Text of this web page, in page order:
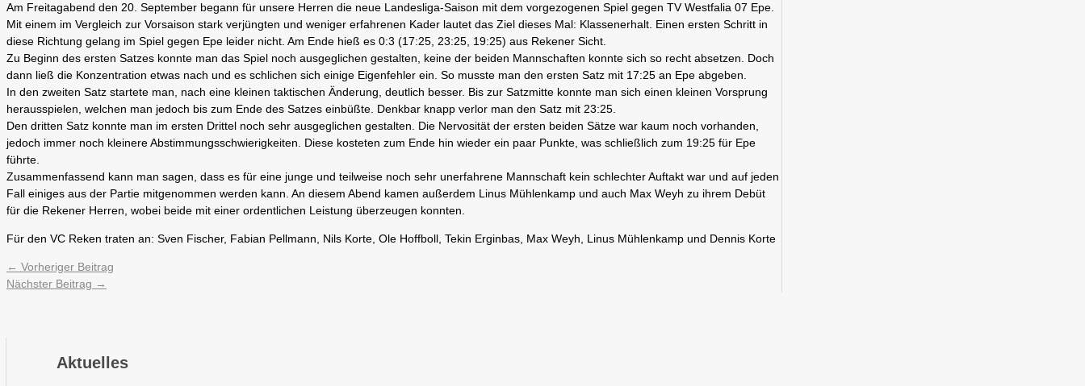
Am Freitagabend den 20. September begann für unsere Herren die neue Landesliga-Saison mit dem vorgezogenen Spiel gegen TV Westfalia 07 Epe.
Mit einem im Vergleich zur Vorsaison stark verjüngten und weniger erfahrenen Kader lautet das Ziel dieses Mal: Klassenerhalt. Einen ersten Schritt in
diese Richtung gelang im Spiel gegen Epe leider nicht. Am Ende hieß es 0:3 (17:25, 23:25, 19:25) aus Rekener Sicht.
Zu Beginn des ersten Satzes konnte man das Spiel noch ausgeglichen gestalten, keine der beiden Mannschaften konnte sich so recht absetzen. Doch
dann ließ die Konzentration etwas nach und es schlichen sich einige Eigenfehler ein. So musste man den ersten Satz mit 17:25 an Epe abgeben.
In den zweiten Satz startete man, nach eine kleinen taktischen Änderung, deutlich besser. Bis zur Satzmitte konnte man sich einen kleinen Vorsprung
herausspielen, welchen man jedoch bis zum Ende des Satzes einbüßte. Denkbar knapp verlor man den Satz mit 23:25.
Den dritten Satz konnte man im ersten Drittel noch sehr ausgeglichen gestalten. Die Nervosität der ersten beiden Sätze war kaum noch vorhanden,
jedoch immer noch kleinere Abstimmungsschwierigkeiten. Diese kosteten zum Ende hin wieder ein paar Punkte, was schließlich zum 19:25 für Epe
führte.
Zusammenfassend kann man sagen, dass es für eine junge und teilweise noch sehr unerfahrene Mannschaft kein schlechter Auftakt war und auf jeden
Fall einiges aus der Partie mitgenommen werden kann. An diesem Abend kamen außerdem Linus Mühlenkamp und auch Max Weyh zu ihrem Debüt
für die Rekener Herren, wobei beide mit einer ordentlichen Leistung überzeugen konnten.
Für den VC Reken traten an: Sven Fischer, Fabian Pellmann, Nils Korte, Ole Hoffboll, Tekin Erginbas, Max Weyh, Linus Mühlenkamp und Dennis Korte
← Vorheriger Beitrag
Nächster Beitrag →
Aktuelles